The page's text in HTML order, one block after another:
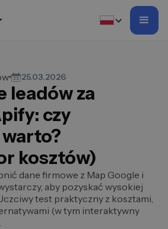
25.03.2026
leadów za
czy
kosztów)
dane firmowe z Map Google i
aby pozyskać wysokiej
test praktyczny z kosztami,
(w tym interaktywny